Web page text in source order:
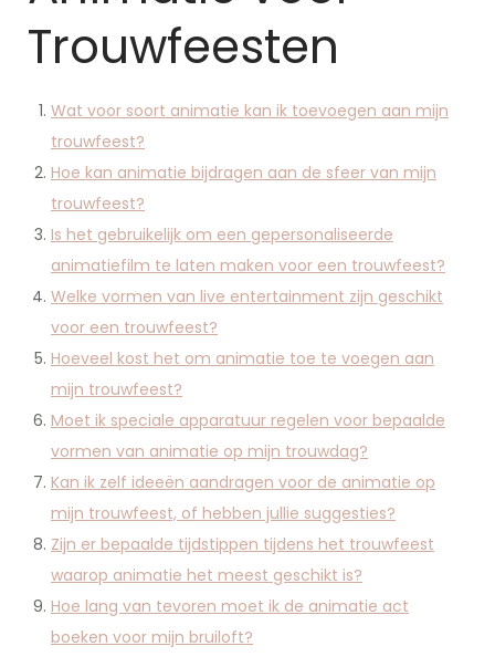
Trouwfeesten
Wat voor soort animatie kan ik toevoegen aan mijn
trouwfeest?
Hoe kan animatie bijdragen aan de sfeer van mijn
trouwfeest?
Is het gebruikelijk om een gepersonaliseerde
animatiefilm te laten maken voor een trouwfeest?
Welke vormen van live entertainment zijn geschikt
voor een trouwfeest?
Hoeveel kost het om animatie toe te voegen aan
mijn trouwfeest?
Moet ik speciale apparatuur regelen voor bepaalde
vormen van animatie op mijn trouwdag?
Kan ik zelf ideeën aandragen voor de animatie op
mijn trouwfeest, of hebben jullie suggesties?
Zijn er bepaalde tijdstippen tijdens het trouwfeest
waarop animatie het meest geschikt is?
Hoe lang van tevoren moet ik de animatie act
boeken voor mijn bruiloft?